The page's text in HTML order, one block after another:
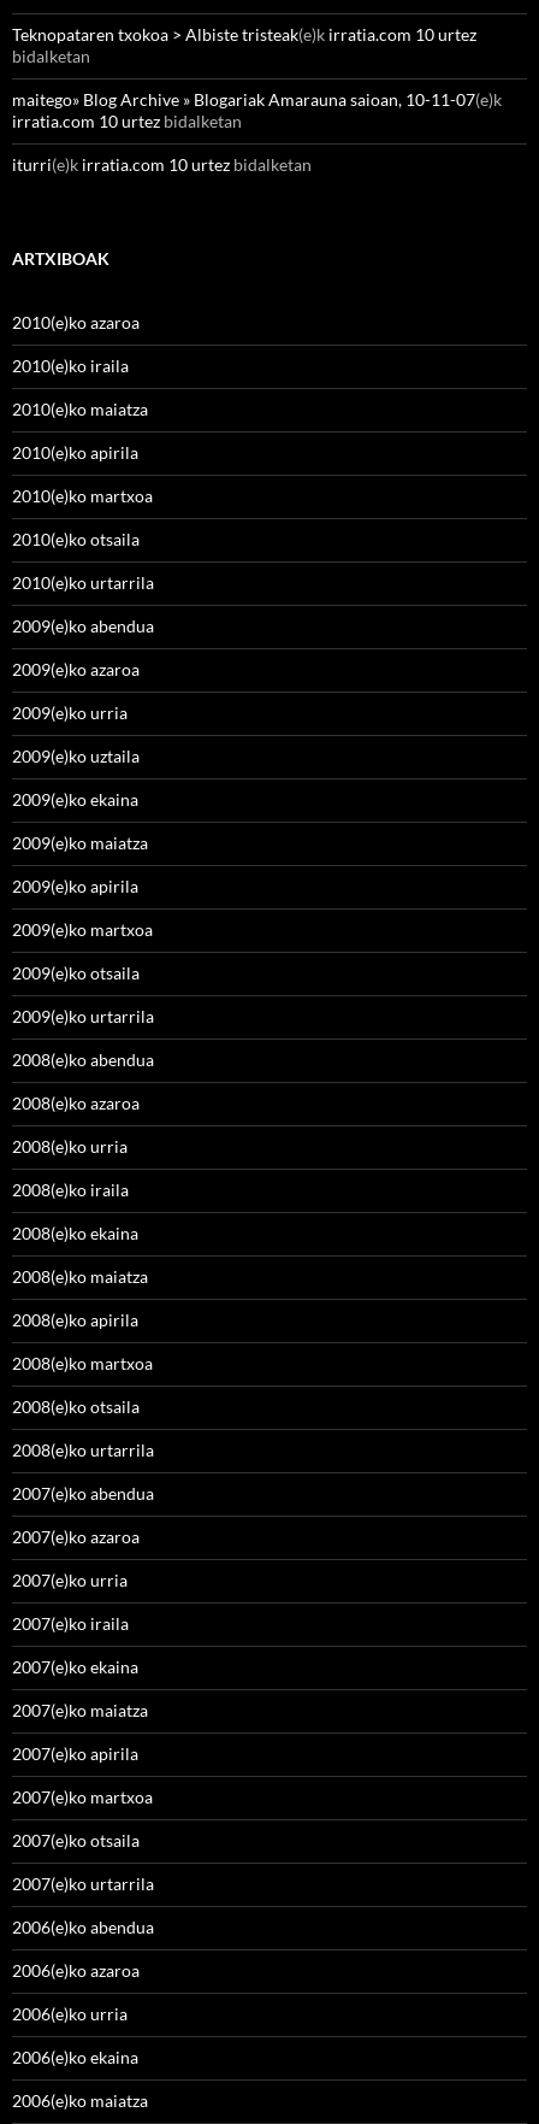
Teknopataren txokoa > Albiste tristeak(e)k irratia.com 10 urtez
bidalketan
maitego» Blog Archive » Blogariak Amarauna saioan, 10-11-07(e)k
irratia.com 10 urtez bidalketan
iturri(e)k irratia.com 10 urtez bidalketan
ARTXIBOAK
2010(e)ko azaroa
2010(e)ko iraila
2010(e)ko maiatza
2010(e)ko apirila
2010(e)ko martxoa
2010(e)ko otsaila
2010(e)ko urtarrila
2009(e)ko abendua
2009(e)ko azaroa
2009(e)ko urria
2009(e)ko uztaila
2009(e)ko ekaina
2009(e)ko maiatza
2009(e)ko apirila
2009(e)ko martxoa
2009(e)ko otsaila
2009(e)ko urtarrila
2008(e)ko abendua
2008(e)ko azaroa
2008(e)ko urria
2008(e)ko iraila
2008(e)ko ekaina
2008(e)ko maiatza
2008(e)ko apirila
2008(e)ko martxoa
2008(e)ko otsaila
2008(e)ko urtarrila
2007(e)ko abendua
2007(e)ko azaroa
2007(e)ko urria
2007(e)ko iraila
2007(e)ko ekaina
2007(e)ko maiatza
2007(e)ko apirila
2007(e)ko martxoa
2007(e)ko otsaila
2007(e)ko urtarrila
2006(e)ko abendua
2006(e)ko azaroa
2006(e)ko urria
2006(e)ko ekaina
2006(e)ko maiatza